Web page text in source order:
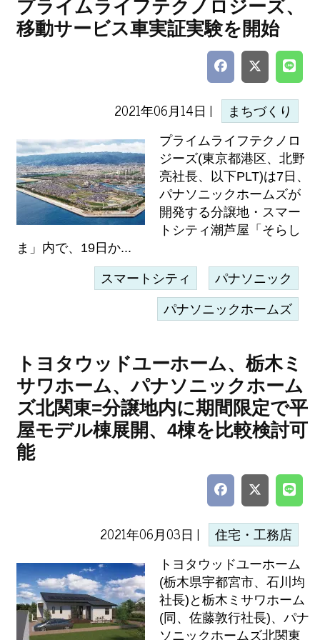
プライムライフテクノロジーズ、
移動サービス車実証実験を開始
2021年06月14日 | まちづくり
プライムライフテクノロ
ジーズ(東京都港区、北野
亮社長、以下PLT)は7日、
パナソニックホームズが
開発する分譲地・スマー
トシティ潮芦屋「そらし
ま」内で、19日か...
スマートシティ パナソニック
パナソニックホームズ
トヨタウッドユーホーム、栃木ミ
サワホーム、パナソニックホーム
ズ北関東=分譲地内に期間限定で平
屋モデル棟展開、4棟を比較検討可
能
2021年06月03日 | 住宅・工務店
トヨタウッドユーホーム
(栃木県宇都宮市、石川均
社長)と栃木ミサワホーム
(同、佐藤敦行社長)、パナ
ソニックホームズ北関東